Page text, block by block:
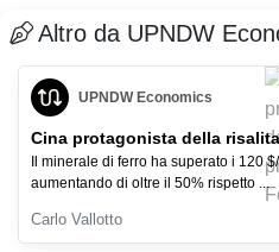
Altro da UPNDW
UPNDW Economics
Cina protagonista della risalita
Il minerale di ferro ha superato i 120
aumentando di oltre il 50% rispetto ...
Carlo Vallotto